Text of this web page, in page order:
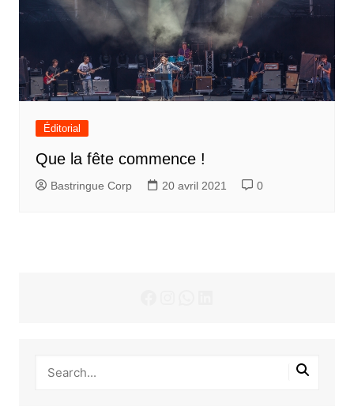
Éditorial
Que la fête commence !
Bastringue Corp 20 avril 2021 0